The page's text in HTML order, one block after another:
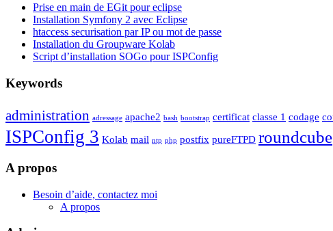
Prise en main de EGit pour eclipse
Installation Symfony 2 avec Eclipse
htaccess securisation par IP ou mot de passe
Installation du Groupware Kolab
Script d’installation SOGo pour ISPConfig
Keywords
administration adressage apache2 bash bootstrap certificat classe 1 codage
ISPConfig 3 Kolab mail ntp php postfix pureFTPD roundcube
A propos
Besoin d’aide, contactez moi
A propos